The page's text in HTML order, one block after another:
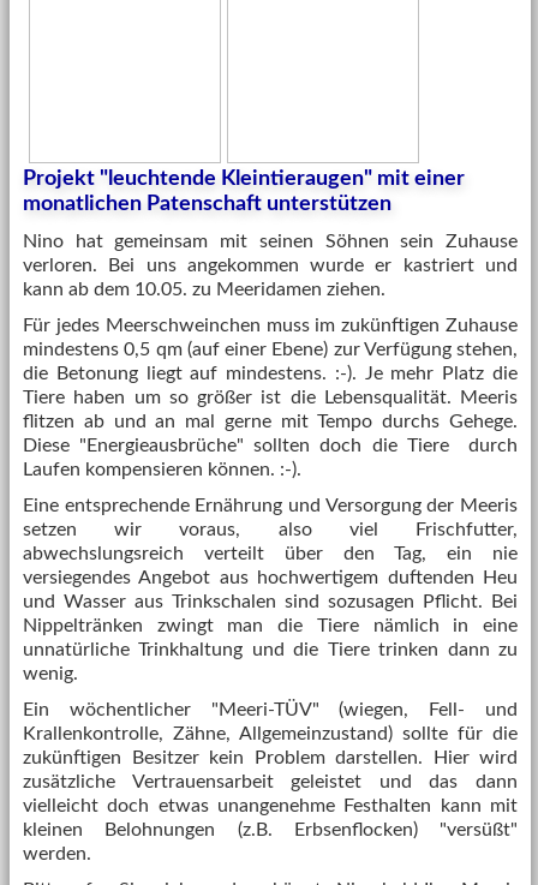
Projekt "leuchtende Kleintieraugen" mit einer
monatlichen Patenschaft unterstützen
Nino hat gemeinsam mit seinen Söhnen sein Zuhause
verloren. Bei uns angekommen wurde er kastriert und
kann ab dem 10.05. zu Meeridamen ziehen.
Für jedes Meerschweinchen muss im zukünftigen Zuhause
mindestens 0,5 qm (auf einer Ebene) zur Verfügung stehen,
die Betonung liegt auf mindestens. :-). Je mehr Platz die
Tiere haben um so größer ist die Lebensqualität. Meeris
flitzen ab und an mal gerne mit Tempo durchs Gehege.
Diese "Energieausbrüche" sollten doch die Tiere durch
Laufen kompensieren können. :-).
Eine entsprechende Ernährung und Versorgung der Meeris
setzen wir voraus, also viel Frischfutter,
abwechslungsreich verteilt über den Tag, ein nie
versiegendes Angebot aus hochwertigem duftenden Heu
und Wasser aus Trinkschalen sind sozusagen Pflicht. Bei
Nippeltränken zwingt man die Tiere nämlich in eine
unnatürliche Trinkhaltung und die Tiere trinken dann zu
wenig.
Ein wöchentlicher "Meeri-TÜV" (wiegen, Fell- und
Krallenkontrolle, Zähne, Allgemeinzustand) sollte für die
zukünftigen Besitzer kein Problem darstellen. Hier wird
zusätzliche Vertrauensarbeit geleistet und das dann
vielleicht doch etwas unangenehme Festhalten kann mit
kleinen Belohnungen (z.B. Erbsenflocken) "versüßt"
werden.